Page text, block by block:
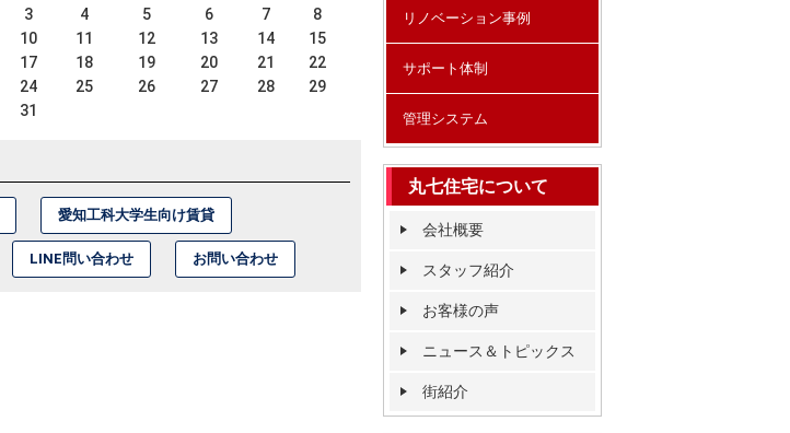
3 4 5 6 7
8
10 11 12 13 14
15
17 18 19 20 21
22
24 25 26 27 28
29
31
愛知工科大学生向け賃貸
LINE問い合わせ お問い合わせ
リノベーション事例
サポート体制
管理システム
丸七住宅について
会社概要
スタッフ紹介
お客様の声
ニュース＆トピックス
街紹介